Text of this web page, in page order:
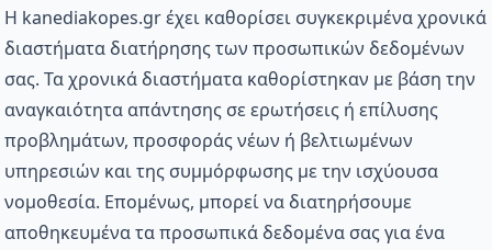
Η kanediakopes.gr έχει καθορίσει συγκεκριμένα χρονικά
διαστήματα διατήρησης των προσωπικών δεδομένων
σας. Τα χρονικά διαστήματα καθορίστηκαν με βάση την
αναγκαιότητα απάντησης σε ερωτήσεις ή επίλυσης
προβλημάτων, προσφοράς νέων ή βελτιωμένων
υπηρεσιών και της συμμόρφωσης με την ισχύουσα
νομοθεσία. Επομένως, μπορεί να διατηρήσουμε
αποθηκευμένα τα προσωπικά δεδομένα σας για ένα